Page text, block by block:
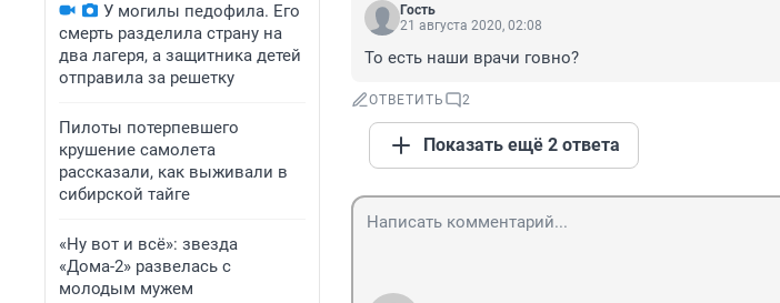
У могилы педофила. Его
смерть разделила страну на
два лагеря, а защитника детей
отправила за решетку
Пилоты потерпевшего
крушение самолета
рассказали, как выживали в
сибирской тайге
«Ну вот и всё»: звезда
«Дома-2» развелась с
молодым мужем
Гость
21 августа 2020, 02:08
То есть наши врачи говно?
ОТВЕТИТЬ 2
Показать ещё 2 ответа